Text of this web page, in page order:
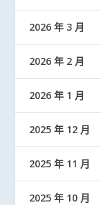
2026 年 3 月
2026 年 2 月
2026 年 1 月
2025 年 12 月
2025 年 11 月
2025 年 10 月